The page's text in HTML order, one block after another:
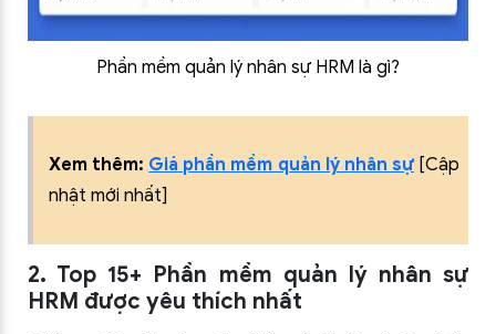
Phần mềm quản lý nhân sự HRM là gì?
Xem thêm: Giá phần mềm quản lý nhân sự[Cập
nhật mới nhất]
2. Top 15+ Phần mềm quản lý nhân sự
HRM được yêu thích nhất